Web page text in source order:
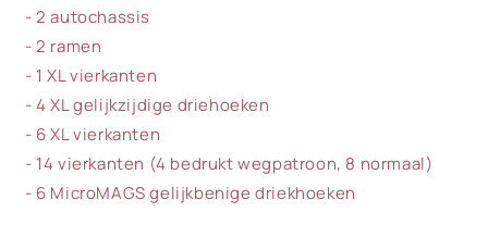
- 2 autochassis
- 2 ramen
- 1 XL vierkanten
- 4 XL gelijkzijdige driehoeken
- 6 XL vierkanten
- 14 vierkanten (4 bedrukt wegpatroon, 8 normaal)
- 6 MicroMAGS gelijkbenige driekhoeken